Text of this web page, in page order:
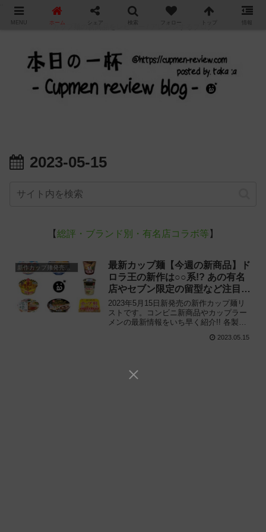
カップ麺の新商品をレビュー / アレンジするブログ
2023-05-15
【総評・ブランド別・有名店コラボ等 】
新作カップ麺発売予定
最新カップ麺【今週の新商品】ド
ロラ王の新作は○○系!? あの有名
店やセブン限定の留型など注目作
が目白押し!!
2023年5月15日新発売の新作カップ麺リ
ストです。コンビニ新商品やカップラー
メンの最新情報をいち早く紹介!! 各製品
開の新作情報もありますので、カップ麺
2023.05.15
MENU ホーム シェア 検索 フォロー トップ 情報